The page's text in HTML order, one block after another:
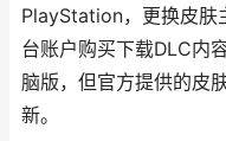
PlayStation，更换皮肤
台账户购买下载DLC内
脑版，但官方提供的皮
新。